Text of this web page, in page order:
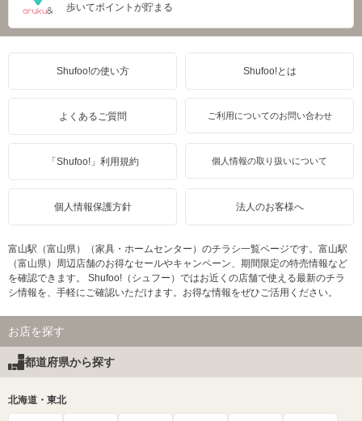
歩いてポイントが貯まる
Shufoo!の使い方 Shufoo!とは
よくあるご質問 ご利用についてのお問い合わせ
「Shufoo!」利用規約 個人情報の取り扱いについて
個人情報保護方針 法人のお客様へ
富山駅（富山県）（家具・ホームセンター）のチラシ一覧ページです。富山駅
（富山県）周辺店舗のお得なセールやキャンペーン、期間限定の特売情報など
を確認できます。 Shufoo!（シュフー）ではお近くの店舗で使える最新のチラ
シ情報を、手軽にご確認いただけます。お得な情報をぜひご活用ください。
お店を探す
都道府県から探す
北海道・東北